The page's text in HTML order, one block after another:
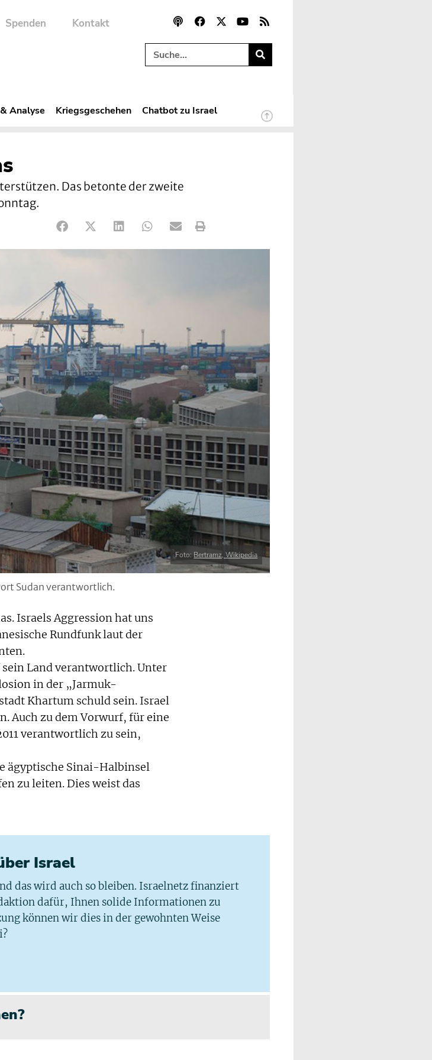
Spenden Kontakt
Analyse Kriegsgeschehen Chatbot zu Israel
Das betonte der zweite
Foto: Bertramz, Wikipedia
Sudan verantwortlich.
Israels Aggression hat uns
Rundfunk laut der
Land verantwortlich. Unter
in der „Jarmuk-
Khartum schuld sein. Israel
Auch zu dem Vorwurf, für eine
verantwortlich zu sein,
ägyptische Sinai-Halbinsel
zu leiten. Dies weist das
Israel
das wird auch so bleiben. Israelnetz finanziert
dafür, Ihnen solide Informationen zu
können wir dies in der gewohnten Weise